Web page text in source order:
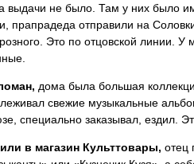
выдачи не было. Там у них было
прапрадеда отправили на
Это по отцовской линии.
дома была большая
свежие музыкальные
специально заказывал, ездил.
в магазин Культтовары, отец